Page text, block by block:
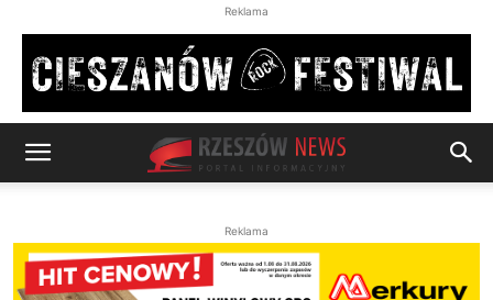
Reklama
Reklama